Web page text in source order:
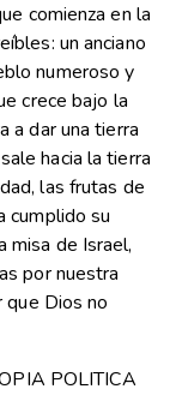
comienza en la
un anciano
numeroso y
crece bajo la
a dar una tierra
hacia la tierra
las frutas de
cumplido su
misa de Israel,
por nuestra
que Dios no
POLITICA